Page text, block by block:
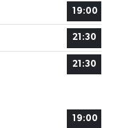
19:00
21:30
21:30
19:00